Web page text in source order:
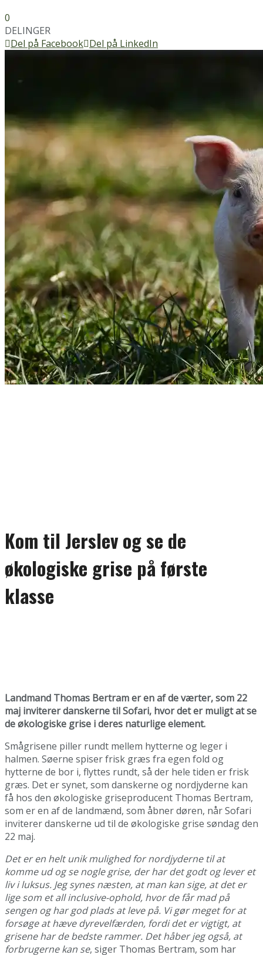
0
DELINGER
Del på Facebook Del på LinkedIn
Kom til Jerslev og se de
økologiske grise på første
klasse
Landmand Thomas Bertram er en af de værter, som 22
maj inviterer danskerne til Sofari, hvor det er muligt at se
de økologiske grise i deres naturlige element.
Smågrisene piller rundt mellem hytterne og leger i
halmen. Søerne spiser frisk græs fra egen fold og
hytterne de bor i, flyttes rundt, så der hele tiden er frisk
græs. Det er synet, som danskerne og nordjyderne kan
få hos den økologiske griseproducent Thomas Bertram,
som er en af de landmænd, som åbner døren, når Sofari
inviterer danskerne ud til de økologiske grise søndag den
22 maj.
Det er en helt unik mulighed for nordjyderne til at
komme ud og se nogle grise, der har det godt og lever et
liv i luksus. Jeg synes næsten, at man kan sige, at det er
lige som et all inclusive-ophold, hvor de får mad på
sengen og har god plads at leve på. Vi gør meget for at
forsøge at hæve dyrevelfærden, fordi det er vigtigt, at
grisene har de bedste rammer. Det håber jeg også, at
forbrugerne kan se, siger Thomas Bertram, som har